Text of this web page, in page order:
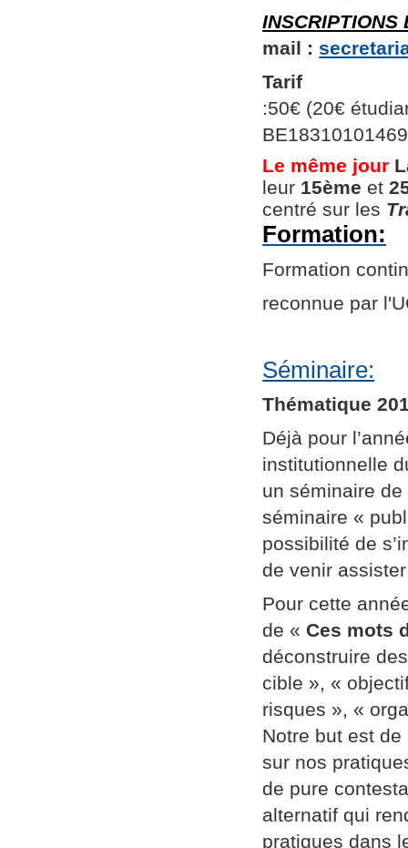
INSCRIPTIONS
mail :
Tarif
:50€ (20€
Le même jour
leur 15ème et
centré sur les
Formation:
Formation
reconnue par
Séminaire:
Thématique
Déjà pour
institutionnelle
un séminaire
séminaire «
possibilité de
de venir
Pour cette
de « Ces mots
déconstruire
cible », «
risques », «
Notre but est de
sur nos
de pure
alternatif qui
pratiques dans